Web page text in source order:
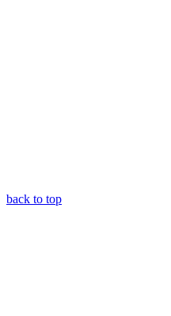
back to top